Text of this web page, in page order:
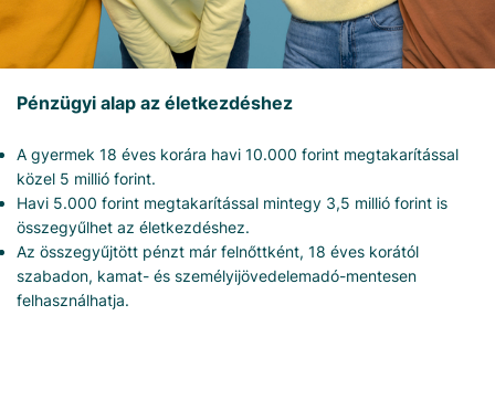
Pénzügyi alap az életkezdéshez
A gyermek 18 éves korára havi 10.000 forint megtakarítással
közel 5 millió forint.
Havi 5.000 forint megtakarítással mintegy 3,5 millió forint is
összegyűlhet az életkezdéshez.
Az összegyűjtött pénzt már felnőttként, 18 éves korától
szabadon, kamat- és személyijövedelemadó-mentesen
felhasználhatja.